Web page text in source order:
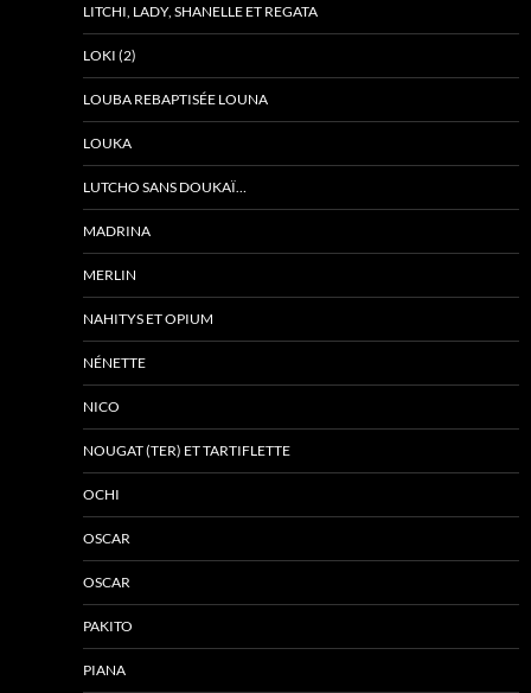
LITCHI, LADY, SHANELLE ET REGATA
LOKI (2)
LOUBA REBAPTISÉE LOUNA
LOUKA
LUTCHO SANS DOUKAÏ…
MADRINA
MERLIN
NAHITYS ET OPIUM
NÉNETTE
NICO
NOUGAT (TER) ET TARTIFLETTE
OCHI
OSCAR
OSCAR
PAKITO
PIANA